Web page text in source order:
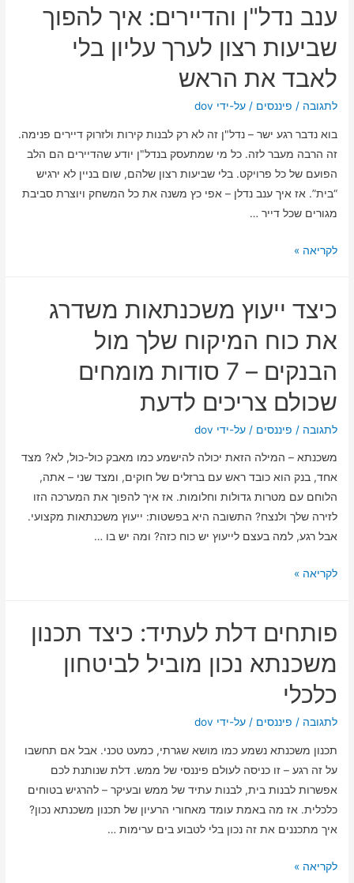
לדעת
ניתוק
תושבות
להימנע
מתשלומים
מיותרים
ענב נדל"ן והדיירים: איך להפוך
שביעות רצון לערך עליון בלי
לאבד את הראש
לתגובה / פיננסים / על-ידי dov
בוא נדבר רגע ישר – נדל"ן זה לא רק לבנות קירות ולזרוק דיירים פנימה.
זה הרבה מעבר לזה. כל מי שמתעסק בנדל"ן יודע שהדיירים הם הלב
הפועם של כל פרויקט. בלי שביעות רצון שלהם, שום בניין לא ירגיש
“בית”. אז איך ענב נדלן – אפי כץ משנה את כל המשחק ויוצרת סביבת
מגורים שכל דייר …
ענב
איך
שביעות
רצון
עליון
בלי
הראש
לקריאה »
כיצד ייעוץ משכנתאות משדרג
את כוח המיקוח שלך מול
הבנקים – 7 סודות מומחים
שכולם צריכים לדעת
לתגובה / פיננסים / על-ידי dov
משכנתא – המילה הזאת יכולה להישמע כמו מאבק כול-כול, לא? מצד
אחד, בנק הוא כובד ראש עם ברזלים של חוקים, ומצד שני – אתה,
הלוחם עם מטרות גדולות וחלומות. אז איך להפוך את המערכה הזו
לזירה שלך ולנצח? התשובה היא בפשטות: ייעוץ משכנתאות מקצועי.
אבל רגע, למה בעצם לייעוץ יש כוח כזה? ומה יש בו …
כיצד
משדרג
כוח
המיקוח
הבנקים
–
7
סודות
מומחים
צריכים
לקריאה »
פותחים דלת לעתיד: כיצד תכנון
משכנתא נכון מוביל לביטחון
כלכלי
לתגובה / פיננסים / על-ידי dov
תכנון משכנתא נשמע כמו מושא שגרתי, כמעט טכני. אבל אם תחשבו
על זה רגע – זו כניסה לעולם פיננסי של ממש. דלת שנותנת לכם
אפשרות לבנות בית, לבנות עתיד של ממש ובעיקר – להרגיש בטוחים
כלכלית. אז מה באמת עומד מאחורי הרעיון של תכנון משכנתא נכון?
איך מתכננים את זה נכון בלי לטבוע בים ערימות …
פותחים
לקריאה »